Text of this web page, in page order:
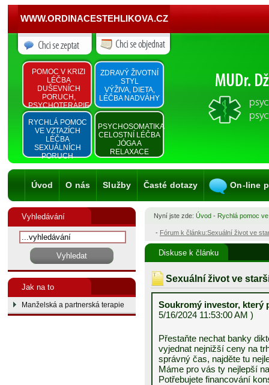
WWW.ORDINACESTEHLIKOVA.CZ
POMOC V KRIZI
LÉČBA
DUŠEVNÍCH
PORUCH,
PSYCHOTERAPIE
ZDRAVÝ ŽIVOTNÍ
STYL
VÝŽIVA, DIETA,
LÉČBA NADVÁHY
RYCHLÁ POMOC
VE VZTAZÍCH
LÉČBA
SEXUÁLNÍCH
PORUCH
PSYCHOSOMATIKA
CELOSTNÍ LÉČBA
JÓGA A
RELAXACE
Úvod O nás Služby Časté dotazy On-line
Vyhledávání
Jak na to
Manželská a partnerská terapie
Nyní jste zde: Úvod - Rychlá pomoc
- Fórum k článku:Sexuální život ve
Diskuse k článku
Sexuální život ve
Soukromý investor, který
5/16/2024 11:53:00 AM )
Přestaňte nechat banky
vyjednat nejnižší ceny na
správný čas, najděte tu
Máme pro vás ty nejlepší
Potřebujete financování